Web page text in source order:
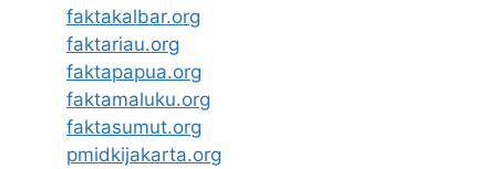
faktakalbar.org
faktariau.org
faktapapua.org
faktamaluku.org
faktasumut.org
pmidkijakarta.org